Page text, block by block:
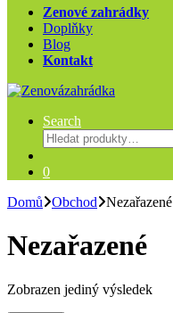
Zenové zahrádky
Doplňky
Blog
Kontakt
Search
Hledat:
0
Domů
Obchod Nezařazené
Nezařazené
Zobrazen jediný výsledek